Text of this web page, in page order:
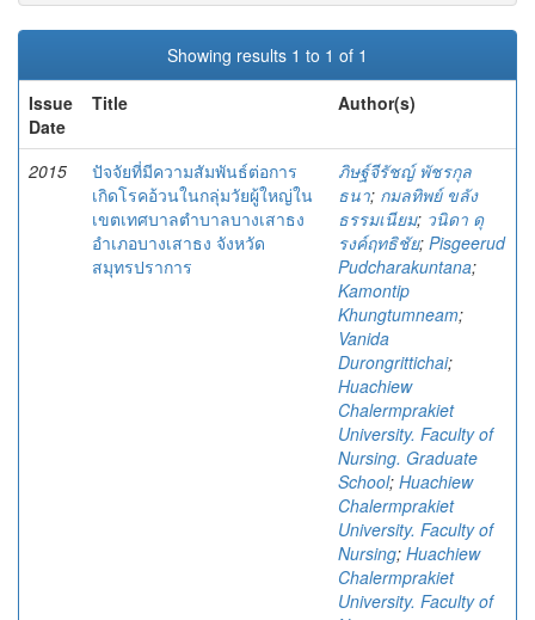
Showing results 1 to 1 of 1
Issue
Date
Title Author(s)
2015
ปัจจัยที่มีความสัมพันธ์ต่อการ
เกิดโรคอ้วนในกลุ่มวัยผู้ใหญ่ใน
เขตเทศบาลตำบาลบางเสาธง
อำเภอบางเสาธง จังหวัด
สมุทรปราการ
ภิษฐ์จีรัชญ์ พัชรกุล
ธนา; กมลทิพย์ ขลัง
ธรรมเนียม; วนิดา ดุ
รงค์ฤทธิชัย; Pisgeerud
Pudcharakuntana;
Kamontip
Khungtumneam;
Vanida
Durongrittichai;
Huachiew
Chalermprakiet
University. Faculty of
Nursing. Graduate
School; Huachiew
Chalermprakiet
University. Faculty of
Nursing; Huachiew
Chalermprakiet
University. Faculty of